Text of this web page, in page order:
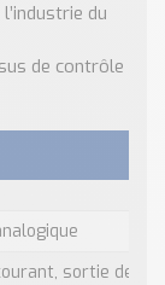
du
de contrôle
sortie de